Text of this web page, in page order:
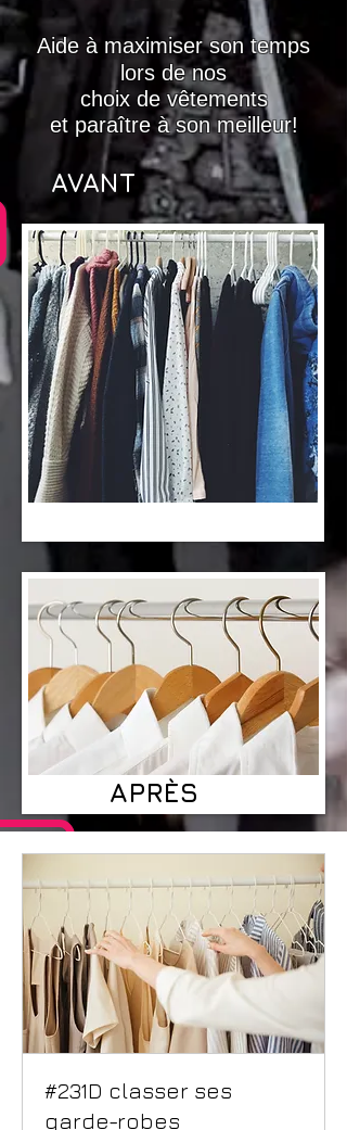
Aide à maximiser son temps
lors de nos
choix de vêtements
et paraître à son meilleur!
AVANT
APRÈS
#231D classer ses
garde-robes